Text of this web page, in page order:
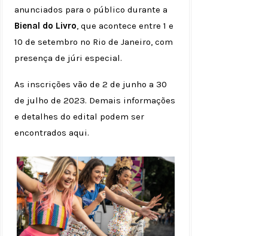
anunciados para o público durante a
Bienal do Livro, que acontece entre 1 e
10 de setembro no Rio de Janeiro, com
presença de júri especial.
As inscrições vão de 2 de junho a 30
de julho de 2023. Demais informações
e detalhes do edital podem ser
encontrados aqui.